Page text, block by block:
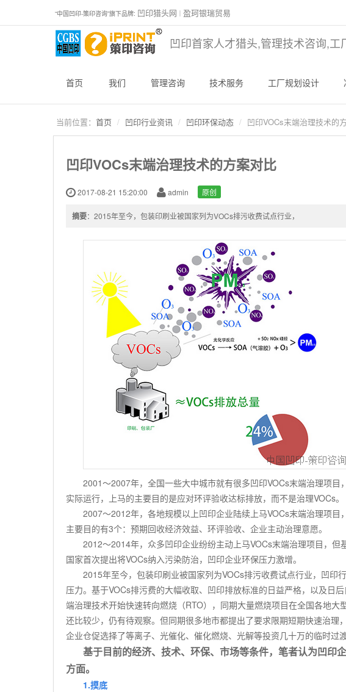
“中国凹印-策印咨询”旗下品牌: 凹印猎头网 盈珂银瑞贸易
凹印首家人才猎头,管理技术咨询,工
首页 我们 管理咨询 技术服务 工厂规划设计
当前位置： 首页 凹印行业资讯 凹印环保动态 凹印VOCs末端治理技术的
凹印VOCs末端治理技术的方案对比
2017-08-21 15:20:00 admin 原创
摘要：2015年至今，包装印刷业被国家列为VOCs排污收费试点行业，
2001～2007年，全国一些大中城市就有很多凹印VOCs末端治理项目
实际运行，上马的主要目的是应对环评验收达标排放，而不是治理VOCs。
2007～2012年，各地规模以上凹印企业陆续上马VOCs末端治理项目
主要目的有3个：预期回收经济效益、环评验收、企业主动治理意愿。
2012～2014年，众多凹印企业纷纷主动上马VOCs末端治理项目，但
国家首次提出将VOCs纳入污染防治，凹印企业环保压力激增。
2015年至今，包装印刷业被国家列为VOCs排污收费试点行业，凹印
压力。基于VOCs排污费的大幅收取、凹印排放标准的日益严格，以及日
端治理技术开始快速转向燃烧（RTO），同期大量燃烧项目在全国各地大
还比较少，仍有待观察。但同期很多地市都提出了要求限期短期快速治
企业仓促选择了等离子、光催化、催化燃烧、光解等投资几十万的临时过
基于目前的经济、技术、环保、市场等条件，笔者认为凹印
方面。
1.摸底